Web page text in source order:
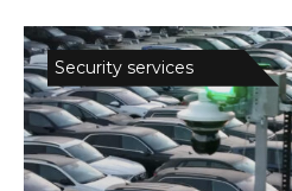
Security services